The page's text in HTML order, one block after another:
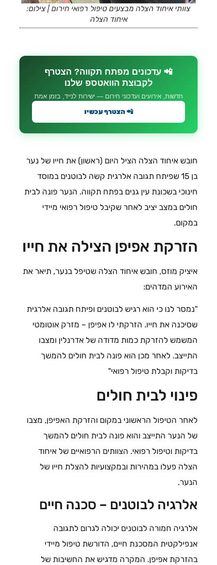
צוותי איחוד הצלה מבצעים טיפול רפואי חירום | צילום:
איחוד הצלה
📲 עדכונים מפתח תקווה? הצטרף
לקבוצת הוואטספ שלנו
חדשות, אירועים ועדכוני חירום — ישירות לנייד, בזמן אמת
📲 הצטרף עכשיו
חובש איחוד הצלה הציל היום (ראשון) את חייו של נער
בן 15 שפיתח תגובה אלרגית קשה לבוטנים במוסד
חינוכי בשכונת עין גנים בפתח תקווה. הנער פונה לבית
חולים במצב יציב לאחר שקיבל טיפול רפואי מיידי
במקום.
הזרקת אפיפן הצילה את חייו
איציק מוזס, חובש איחוד הצלה שטיפל בנער, תיאר את
האירוע המדהים:
"נמסר לנו כי הוא רגיש לבוטנים ופיתח תגובה אלרגית
שסיכנה את חייו. הזרקתי לו אפיפן – מזרק אוטומטי
המשמש להזרקת כמות מדודה של אדרנלין ומצבו
התייצב. לאחר מכן הוא פונה לבית חולים להמשך
בדיקות וקבלת טיפול רפואי"
פינוי לבית חולים
לאחר הטיפול הראשוני במקום והזרקת האפיפן, מצבו
של הנער התייצב והוא פונה לבית חולים להמשך
בדיקות וטיפול רפואי. הצוותים הרפואיים של איחוד
הצלה פעלו במהירות ובמקצועיות להצלת חייו של
הנער.
אלרגיה לבוטנים – סכנה חיים
אלרגיה חמורה לבוטנים יכולה לגרום לתגובה
אנפילקטית המסכנת חיים, הדורשת טיפול מיידי
בהזרקת אפיפן. המקרה מדגיש את החשיבות של